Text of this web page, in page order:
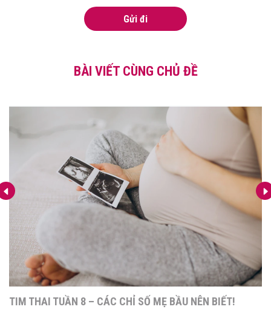
Gửi đi
BÀI VIẾT CÙNG CHỦ ĐỀ
TIM THAI TUẦN 8 – CÁC CHỈ SỐ MẸ BẦU NÊN BIẾT!